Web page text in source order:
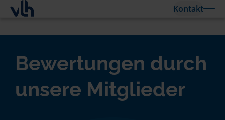
Kontakt
Bewertungen durch
unsere Mitglieder